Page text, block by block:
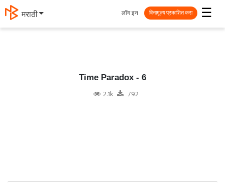
தமிழ் ☰
लॉग इन विनामूल्य प्रकाशित करा
Time Paradox - 6
2.1k 792